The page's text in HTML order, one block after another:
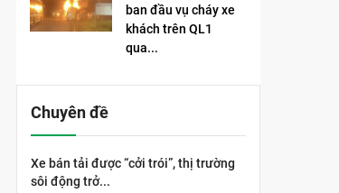
ban đầu vụ cháy xe
khách trên QL1
qua...
Chuyên đề
Xe bán tải được “cởi trói”, thị trường
sôi động trở...